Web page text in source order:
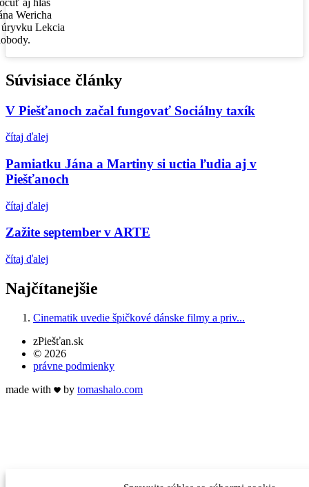
Wericha
Lekcia
Súvisiace články
V Piešťanoch začal fungovať Sociálny taxík
čítaj ďalej
Pamiatku Jána a Martiny si uctia ľudia aj v
Piešťanoch
čítaj ďalej
Zažite september v ARTE
čítaj ďalej
Najčítanejšie
Cinematik uvedie špičkové dánske filmy a priv...
zPiešťan.sk
© 2026
právne podmienky
made with
by tomashalo.com